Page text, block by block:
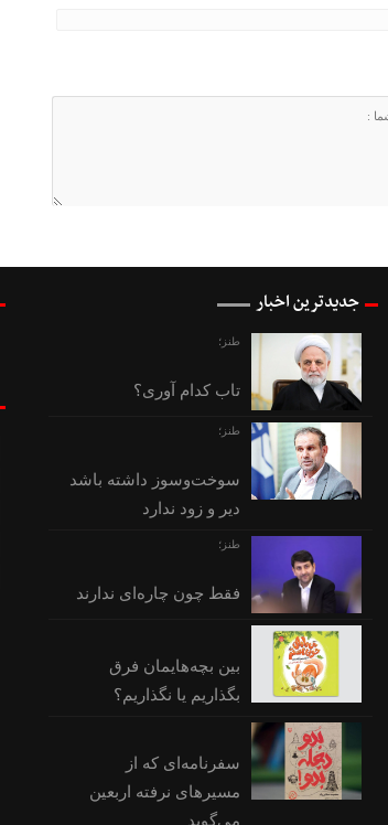
جدیدترین اخبار
طنز؛
تاب کدام آوری؟
طنز؛
سوخت‌وسوز داشته باشد
دیر و زود ندارد
طنز؛
فقط چون چاره‌ای ندارند
بین بچه‌هایمان فرق
بگذاریم یا نگذاریم؟
سفرنامه‌ای که از
مسیرهای نرفته اربعین
می‌گوید